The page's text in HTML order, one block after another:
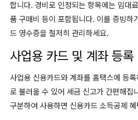
합니다. 경비로 인정되는 항목에는 임대
품 구매비 등이 포함됩니다. 이를 증빙하
드 영수증을 철저히 관리하세요.
사업용 카드 및 계좌 등록
사업용 신용카드와 계좌를 홈택스에 등
로 불러올 수 있어 세금 신고가 간편해집
구분하여 사용하면 신용카드 소득공제